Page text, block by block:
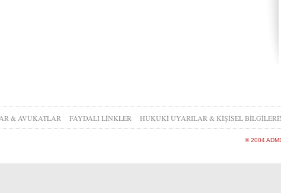
& AVUKATLAR FAYDALI LİNKLER HUKUKİ UYARILAR & KİŞİSEL
© 2004